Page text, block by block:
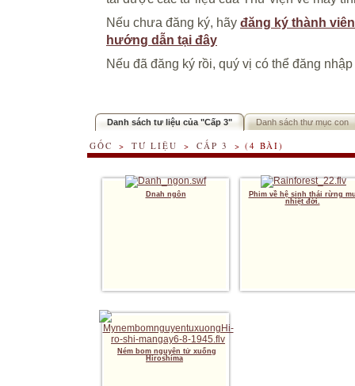
Nếu chưa đăng ký, hãy đăng ký thành
hướng dẫn tại đây
Nếu đã đăng ký rồi, quý vị có thể đăng
Danh sách tư liệu của "Cấp 3" Danh sách thư mục con
GỐC > TƯ LIỆU > CẤP 3 > (4 BÀI)
Dnah ngôn
Phim về hệ sinh thái rừng
nhiệt đới.
Ném bom nguyên tử xuống
Hiroshima